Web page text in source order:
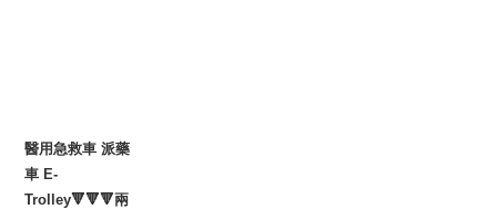
醫用急救車 派藥
車 E-
Trolley🔻🔻🔻兩